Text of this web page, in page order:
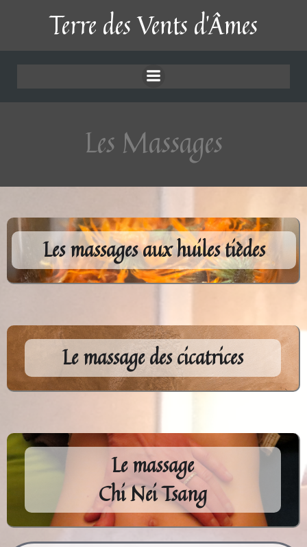
au
contenu
Terre des Vents d'Âmes
Les Massages
Les Massages
Les massages aux huiles tièdes
Le massage des cicatrices
Le massage
Chi Nei Tsang